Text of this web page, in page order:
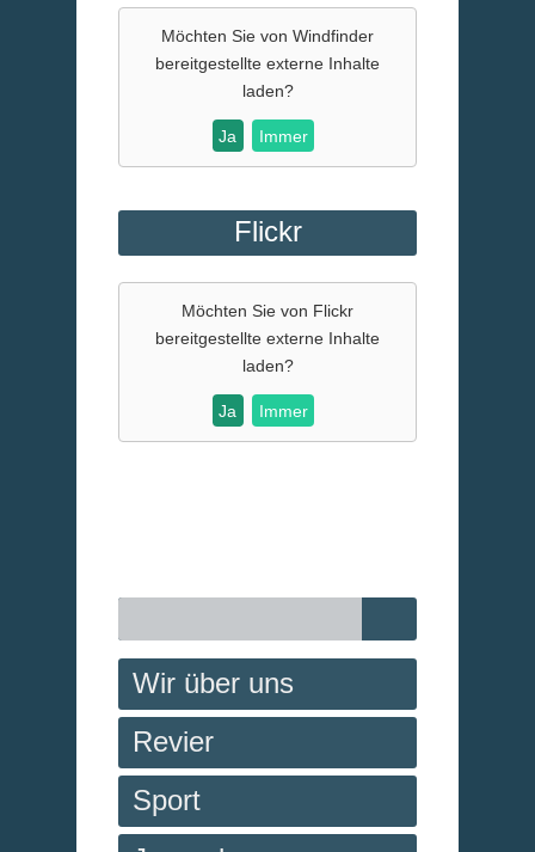
Möchten Sie von Windfinder
bereitgestellte externe Inhalte
laden?
Ja Immer
Flickr
Möchten Sie von Flickr
bereitgestellte externe Inhalte
laden?
Ja Immer
Wir über uns
Revier
Sport